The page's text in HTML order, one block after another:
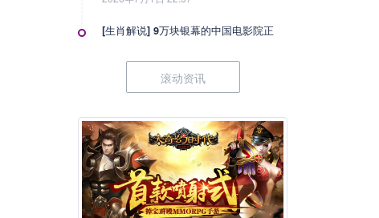
[生肖解说] 9万块银幕的中国电影院正
抢一个活，顶流演员台上求工作
2026年7月1日 22:57
[生肖解说] 一部已经下线的电影，凭什
么让陈道明袁和平吴京跑一趟兰州
2026年6月25日 10:49
滚动资讯